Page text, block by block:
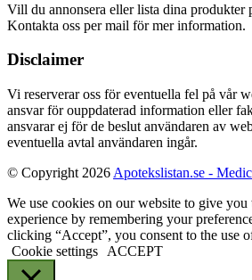
Vill du annonsera eller lista dina produkter
Kontakta oss per mail för mer information.
Disclaimer
Vi reserverar oss för eventuella fel på vår
ansvar för ouppdaterad information eller
ansvarar ej för de beslut användaren av
eventuella avtal användaren ingår.
© Copyright 2026 Apotekslistan.se -
We use cookies on our website to give you
experience by remembering your
clicking “Accept”, you consent to the use
Cookie settings
ACCEPT